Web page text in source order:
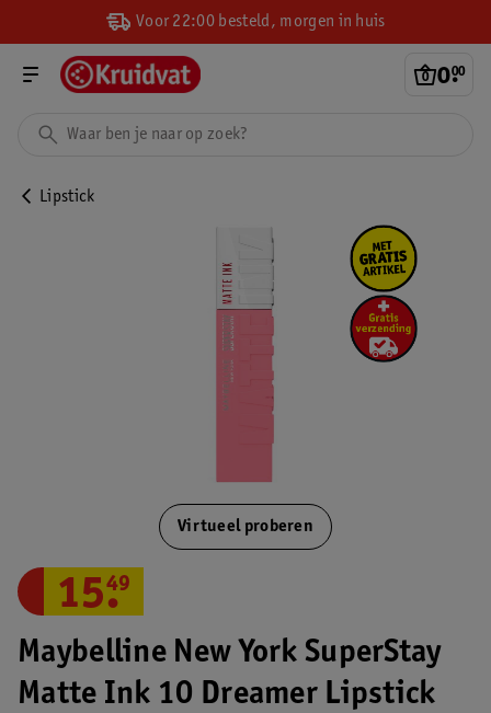
Voor 22:00 besteld, morgen in huis
0.
00
Lipstick
Virtueel proberen
Maybelline New York SuperStay
Matte Ink 10 Dreamer Lipstick
15.
49